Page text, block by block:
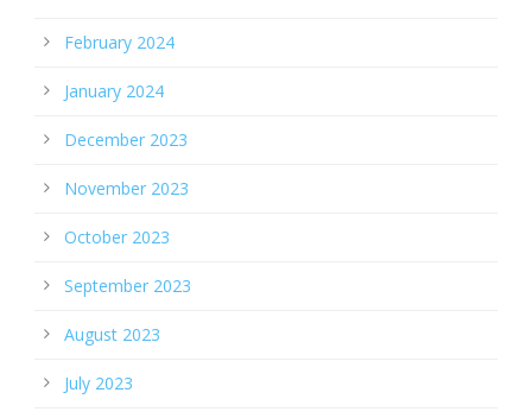
February 2024
January 2024
December 2023
November 2023
October 2023
September 2023
August 2023
July 2023